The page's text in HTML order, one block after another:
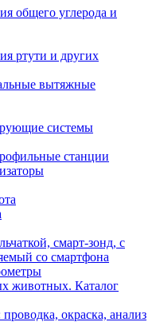
общего углерода и
ртути и других
вытяжные
системы
станции
смарт-зонд, с
со смартфона
животных. Каталог
окраска, анализ